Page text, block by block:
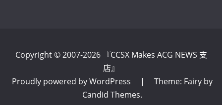
Copyright © 2007-2026 『CCSX Makes ACG NEWS 支
店』
Proudly powered by WordPress
|
Theme: Fairy by
Candid Themes.